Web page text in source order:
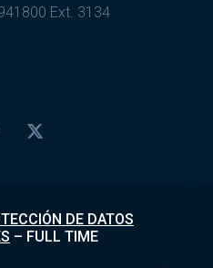
Ext. 3134
DE DATOS
– FULL TIME